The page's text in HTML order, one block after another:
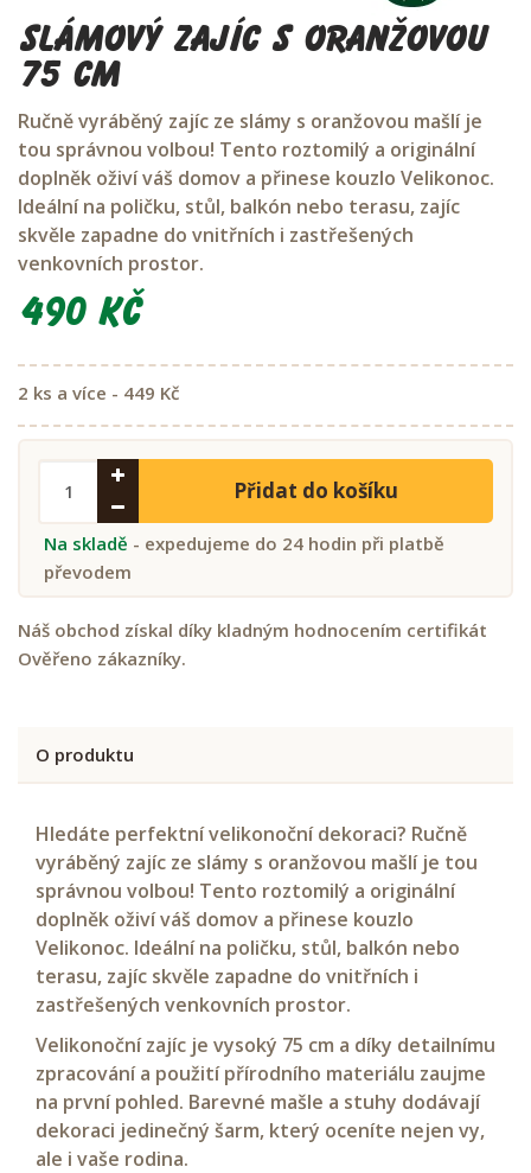
Slámový zajíc s oranžovou
75 cm
Ručně vyráběný zajíc ze slámy s oranžovou mašlí je
tou správnou volbou! Tento roztomilý a originální
doplněk oživí váš domov a přinese kouzlo Velikonoc.
Ideální na poličku, stůl, balkón nebo terasu, zajíc
skvěle zapadne do vnitřních i zastřešených
venkovních prostor.
490 Kč
2 ks a více - 449 Kč
Přidat do košíku
Na skladě - expedujeme do 24 hodin při platbě
převodem
Náš obchod získal díky kladným hodnocením certifikát
Ověřeno zákazníky.
O produktu
Hledáte perfektní velikonoční dekoraci? Ručně
vyráběný zajíc ze slámy s oranžovou mašlí je tou
správnou volbou! Tento roztomilý a originální
doplněk oživí váš domov a přinese kouzlo
Velikonoc. Ideální na poličku, stůl, balkón nebo
terasu, zajíc skvěle zapadne do vnitřních i
zastřešených venkovních prostor.
Velikonoční zajíc je vysoký 75 cm a díky detailnímu
zpracování a použití přírodního materiálu zaujme
na první pohled. Barevné mašle a stuhy dodávají
dekoraci jedinečný šarm, který oceníte nejen vy,
ale i vaše rodina.